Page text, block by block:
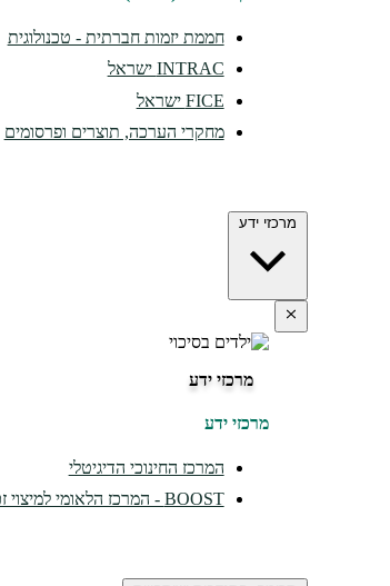
חממת יזמות חברתית - טכנולוגית
INTRAC ישראל
FICE ישראל
מחקרי הערכה, תוצרים ופרסומים
מרכזי ידע
מרכזי ידע
מרכזי ידע
המרכז החינוכי הדיגיטלי
BOOST - המרכז הלאומי למיצוי זכויות - יעלה בקרוב...